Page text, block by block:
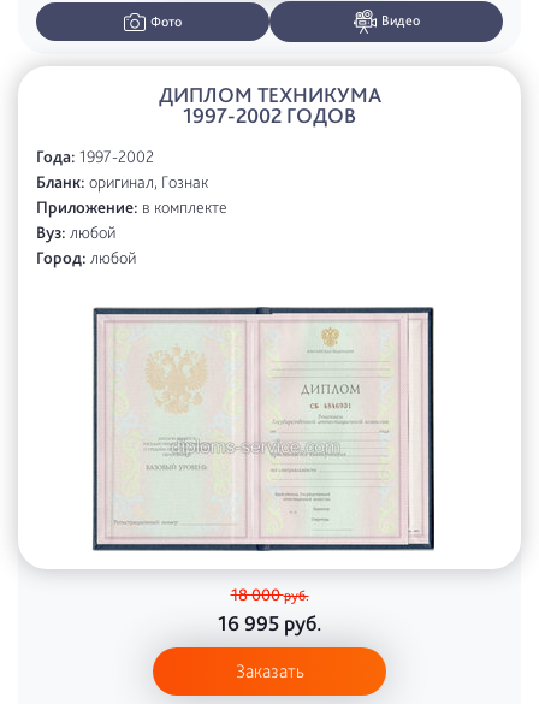
Фото Видео
ДИПЛОМ ТЕХНИКУМА
1997-2002 ГОДОВ
Года: 1997-2002
Бланк: оригинал, Гознак
Приложение: в комплекте
Вуз: любой
Город: любой
18 000руб.
16 995 руб.
Заказать